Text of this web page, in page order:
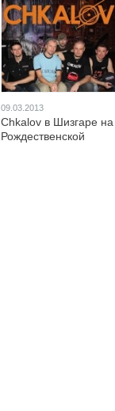
09.03.2013
Chkalov в Шизгаре на
Рождественской